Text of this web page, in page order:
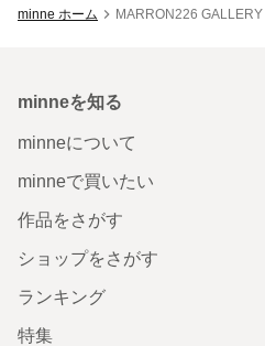
minne ホーム MARRON226
minneを知る
minneについて
minneで買いたい
作品をさがす
ショップをさがす
ランキング
特集